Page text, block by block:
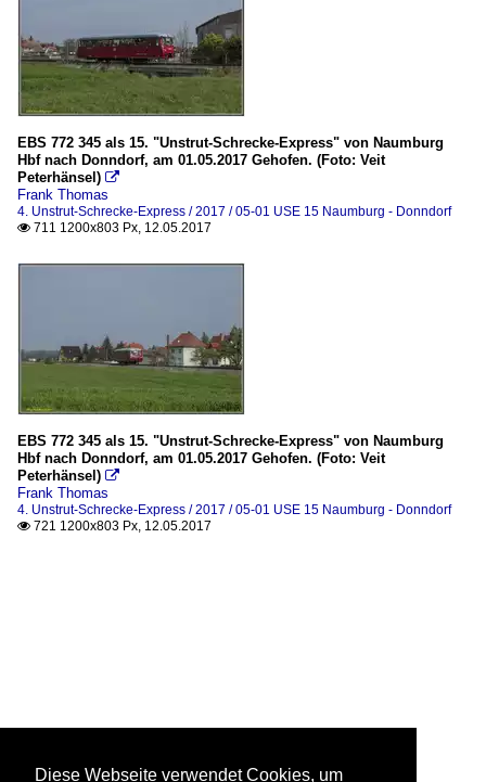
EBS 772 345 als 15. "Unstrut-Schrecke-Express" von Naumburg
Hbf nach Donndorf, am 01.05.2017 Gehofen. (Foto: Veit
Peterhänsel) 
Frank Thomas
4. Unstrut-Schrecke-Express / 2017 / 05-01 USE 15 Naumburg - Donndorf
 711 1200x803 Px, 12.05.2017
EBS 772 345 als 15. "Unstrut-Schrecke-Express" von Naumburg
Hbf nach Donndorf, am 01.05.2017 Gehofen. (Foto: Veit
Peterhänsel) 
Frank Thomas
4. Unstrut-Schrecke-Express / 2017 / 05-01 USE 15 Naumburg - Donndorf
 721 1200x803 Px, 12.05.2017
Diese Webseite verwendet Cookies, um